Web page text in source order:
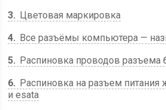
3
Цветовая маркировка
4
Все разъёмы компьютера —
5
Распиновка проводов разъема
6
Распиновка на разъем питания
и esata